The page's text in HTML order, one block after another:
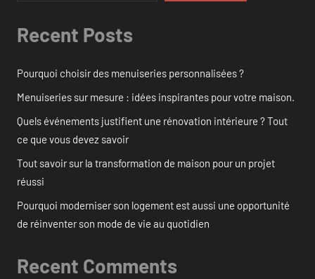
Recent Posts
Pourquoi choisir des menuiseries personnalisées ?
Menuiseries sur mesure : idées inspirantes pour votre maison.
Quels événements justifient une rénovation intérieure ? Tout
ce que vous devez savoir
Tout savoir sur la transformation de maison pour un projet
réussi
Pourquoi moderniser son logement est aussi une opportunité
de réinventer son mode de vie au quotidien
Recent Comments